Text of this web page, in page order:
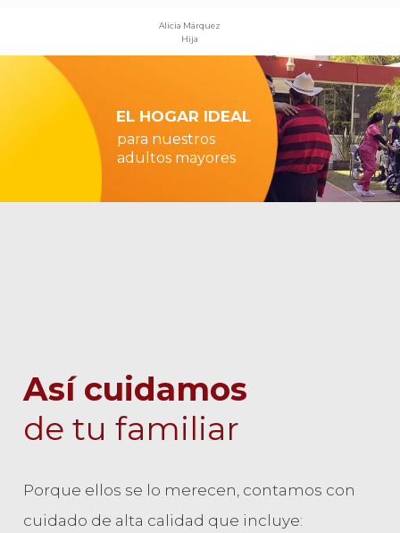
Alicia Márquez
Hija
para nuestros
adultos mayores
EL HOGAR IDEAL
Así cuidamos
de tu familiar
Porque ellos se lo merecen, contamos con
cuidado de alta calidad que incluye: